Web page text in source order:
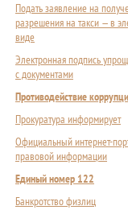
Подать заявление на
разрешения на такси — в
виде
Электронная подпись
с документами
Противодействие
Прокуратура информирует
Официальный интернет-
правовой информации
Единый номер 122
Банкротство физлиц